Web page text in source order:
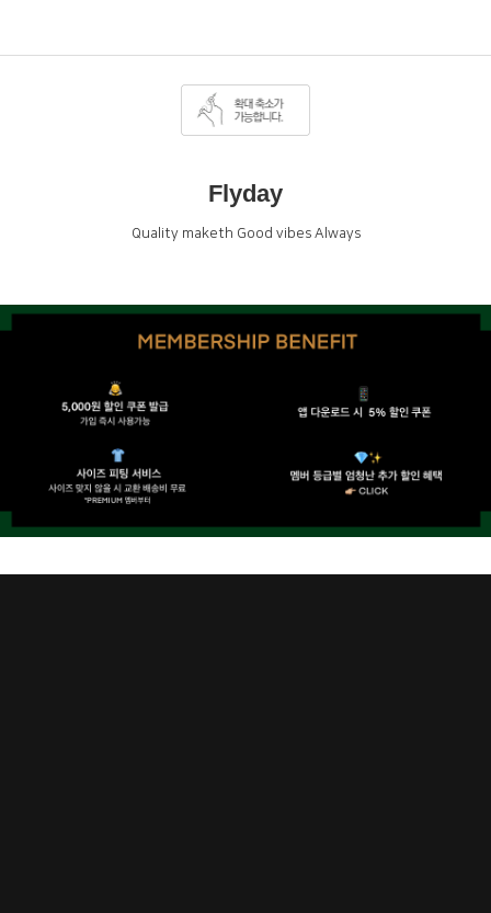
Flyday
Quality maketh Good vibes Always